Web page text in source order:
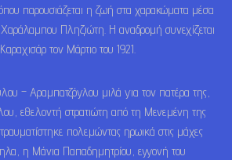
παρουσιάζεται η ζωή στα χαρακώματα μέσα
Πληζιώτη. Η αναδρομή συνεχίζεται
τον Μάρτιο του 1921.
– Αραμπατζόγλου μιλά για τον πατέρα της,
εθελοντή στρατιώτη από τη Μενεμένη της
πολεμώντας ηρωικά στις μάχες
η Μάνια Παπαδημητρίου, εγγονή του